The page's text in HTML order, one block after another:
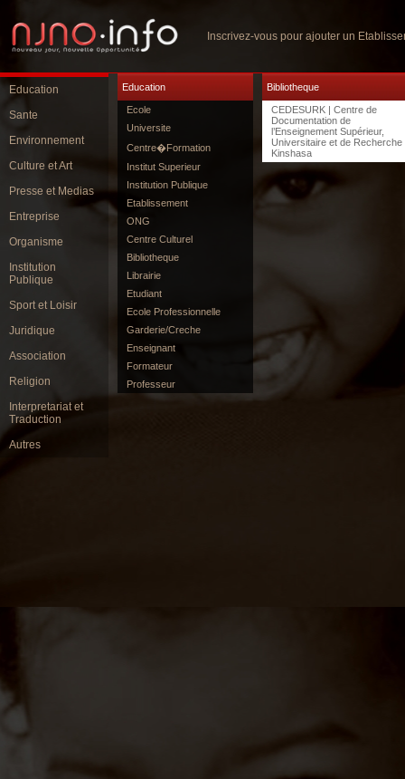
Inscrivez-vous pour ajouter un
Education
Sante
Environnement
Culture et Art
Presse et Medias
Entreprise
Organisme
Institution
Publique
Sport et Loisir
Juridique
Association
Religion
Interpretariat et
Traduction
Autres
Education
Ecole
Universite
Centre�Formation
Institut Superieur
Institution Publique
Etablissement
ONG
Centre Culturel
Bibliotheque
Librairie
Etudiant
Ecole Professionnelle
Garderie/Creche
Enseignant
Formateur
Professeur
Bibliotheque
CEDESURK | Centre de
Documentation de
l’Enseignement Supérieur,
Universitaire et de Recherche
Kinshasa